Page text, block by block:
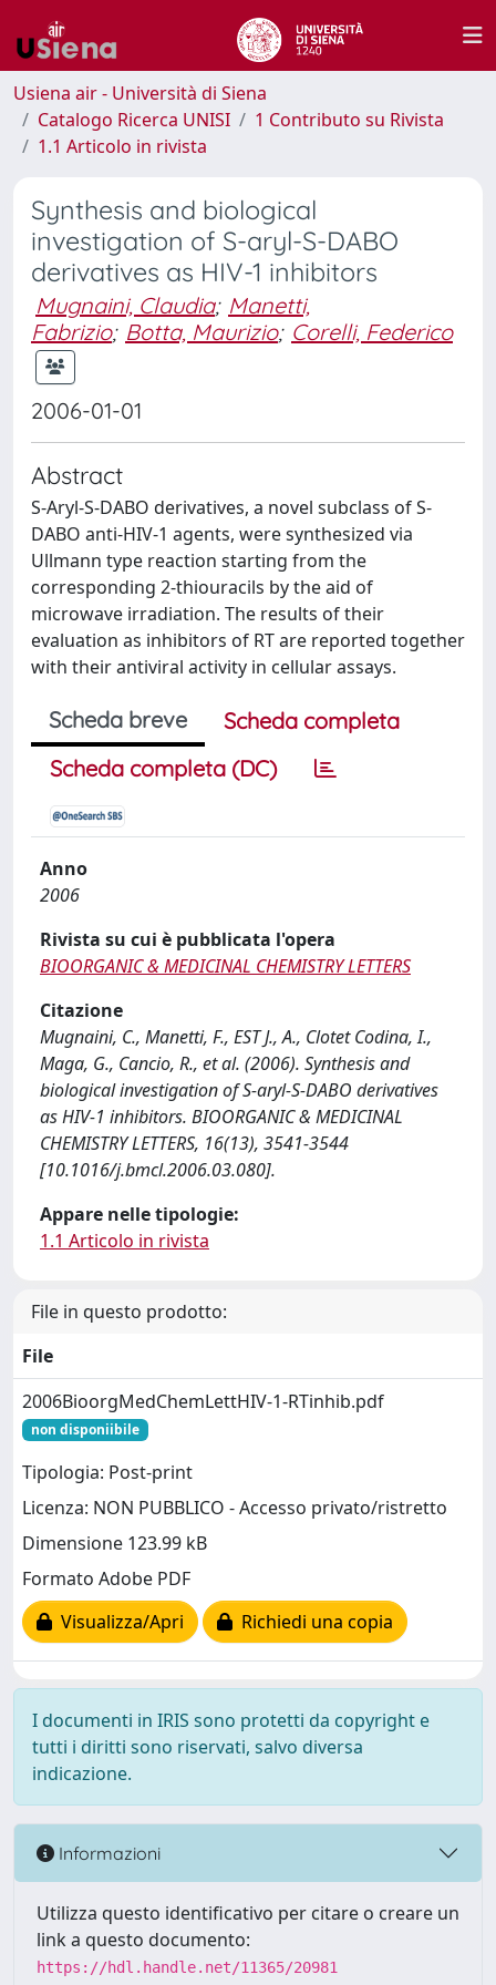
Usiena air - Università di Siena
Catalogo Ricerca UNISI
1 Contributo su Rivista
1.1 Articolo in rivista
Synthesis and biological
investigation of S-aryl-S-DABO
derivatives as HIV-1 inhibitors
Mugnaini, Claudia; Manetti,
Fabrizio; Botta, Maurizio; Corelli, Federico
2006-01-01
Abstract
S-Aryl-S-DABO derivatives, a novel subclass of S-
DABO anti-HIV-1 agents, were synthesized via
Ullmann type reaction starting from the
corresponding 2-thiouracils by the aid of
microwave irradiation. The results of their
evaluation as inhibitors of RT are reported together
with their antiviral activity in cellular assays.
Scheda breve
Scheda completa
Scheda completa (DC)
Anno
2006
Rivista su cui è pubblicata l'opera
BIOORGANIC & MEDICINAL CHEMISTRY LETTERS
Citazione
Mugnaini, C., Manetti, F., EST J., A., Clotet Codina, I.,
Maga, G., Cancio, R., et al. (2006). Synthesis and
biological investigation of S-aryl-S-DABO derivatives
as HIV-1 inhibitors. BIOORGANIC & MEDICINAL
CHEMISTRY LETTERS, 16(13), 3541-3544
[10.1016/j.bmcl.2006.03.080].
Appare nelle tipologie:
1.1 Articolo in rivista
File in questo prodotto:
File
2006BioorgMedChemLettHIV-1-RTinhib.pdf
non disponiibile
Tipologia: Post-print
Licenza: NON PUBBLICO - Accesso privato/ristretto
Dimensione 123.99 kB
Formato Adobe PDF
Visualizza/Apri
Richiedi una copia
I documenti in IRIS sono protetti da copyright e
tutti i diritti sono riservati, salvo diversa
indicazione.
Informazioni
Utilizza questo identificativo per citare o creare un
link a questo documento:
https://hdl.handle.net/11365/20981